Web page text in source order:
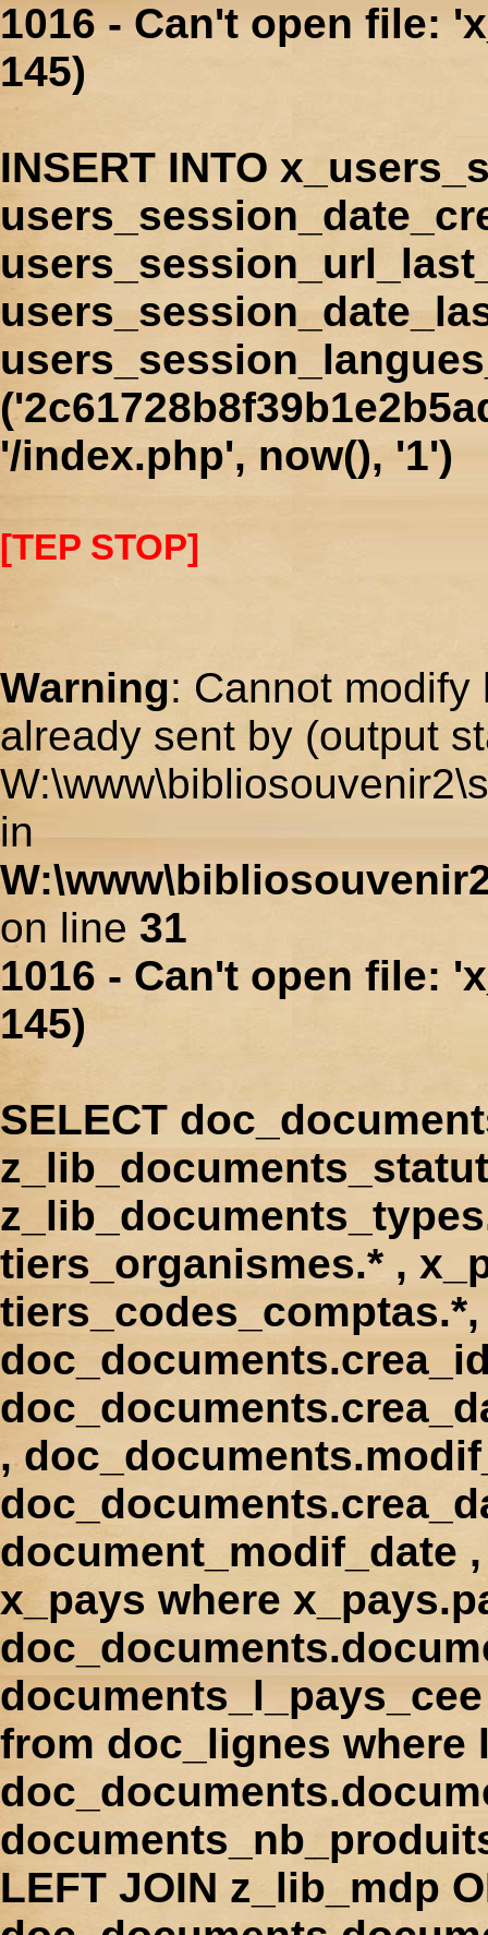
1016 - Can't open file:
145)
INSERT INTO
'/index.php', now(), '1')
[TEP STOP]
Warning: Cannot
already sent by (output
in
on line 31
1016 - Can't open file:
145)
SELECT
tiers_organismes.* ,
,
document_modif_date
x_pays where
from doc_lignes where
LEFT JOIN z_lib_mdp